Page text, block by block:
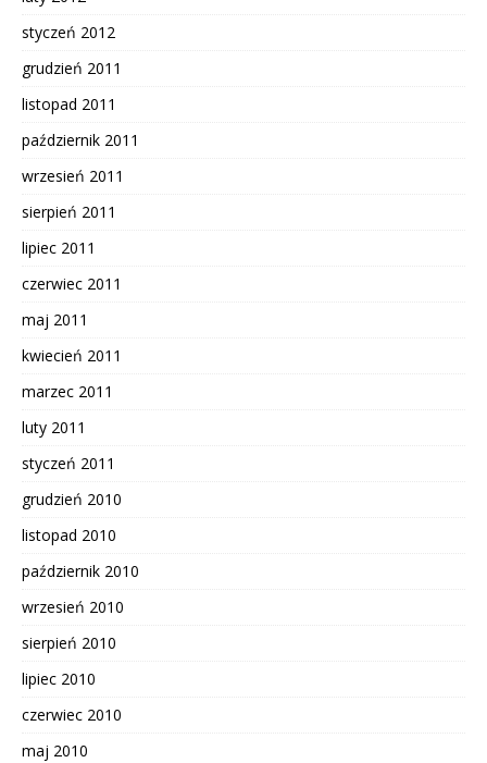
styczeń 2012
grudzień 2011
listopad 2011
październik 2011
wrzesień 2011
sierpień 2011
lipiec 2011
czerwiec 2011
maj 2011
kwiecień 2011
marzec 2011
luty 2011
styczeń 2011
grudzień 2010
listopad 2010
październik 2010
wrzesień 2010
sierpień 2010
lipiec 2010
czerwiec 2010
maj 2010